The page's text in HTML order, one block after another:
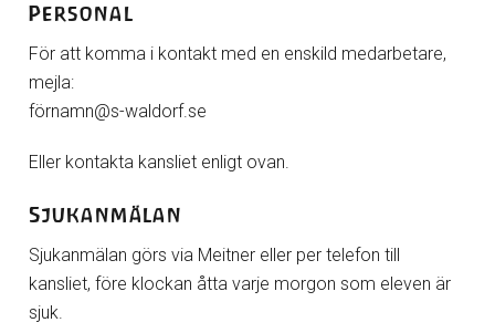
Personal
För att komma i kontakt med en enskild medarbetare,
mejla:
förnamn@s-waldorf.se
Eller kontakta kansliet enligt ovan.
Sjukanmälan
Sjukanmälan görs via Meitner eller per telefon till
kansliet, före klockan åtta varje morgon som eleven är
sjuk.